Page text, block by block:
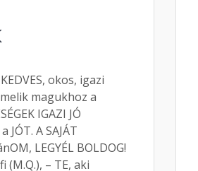
okos, igazi
magukhoz a
IGAZI JÓ
JÓT. A SAJÁT
LEGYÉL BOLDOG!
(M.Q.), – TE, aki